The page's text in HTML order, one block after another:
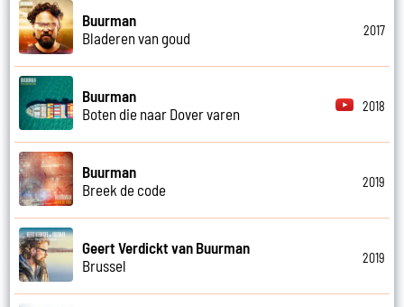
Buurman
Bladeren van goud
2017
Buurman
Boten die naar Dover varen
2018
Buurman
Breek de code
2019
Geert Verdickt van Buurman
Brussel
2019